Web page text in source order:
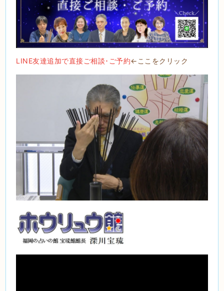
LINE友達追加で直接ご相談･ご予約←ここをクリック